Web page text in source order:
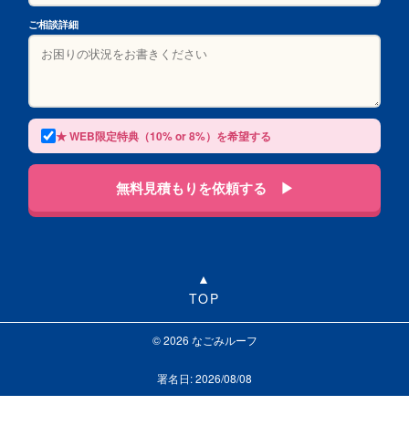
ご相談詳細
★ WEB限定特典（10% or 8%）を希望する
無料見積もりを依頼する ▶
TOP
© 2026 なごみルーフ
署名日: 2026/08/08